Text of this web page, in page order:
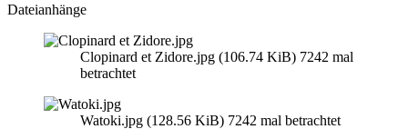
Dateianhänge
Clopinard et Zidore.jpg (106.74 KiB) 7242 mal
betrachtet
Watoki.jpg (128.56 KiB) 7242 mal betrachtet